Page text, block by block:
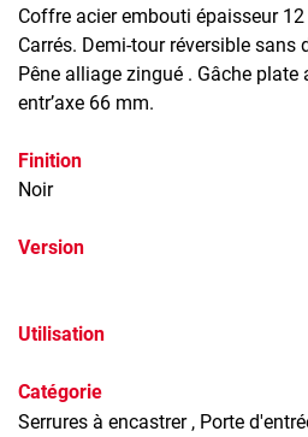
Coffre acier embouti épaisseur
Carrés. Demi-tour réversible sans
Pêne alliage zingué . Gâche plate
entr’axe 66 mm.
Finition
Noir
Version
Utilisation
Catégorie
Serrures à encastrer , Porte